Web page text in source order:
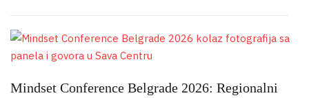
Mindset Conference Belgrade 2026: Regionalni